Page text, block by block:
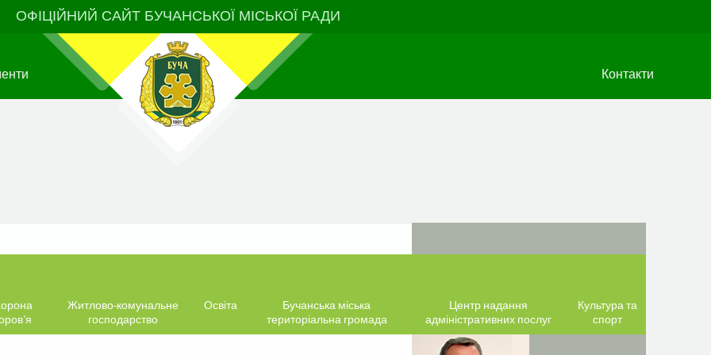
ОФІЦІЙНИЙ САЙТ БУЧАНСЬКОЇ МІСЬКОЇ РАДИ
Контакти
Житлово-комунальне
господарство
Освіта
Бучанська міська
територіальна громада
Центр надання
адміністративних послуг
Культура та
спорт